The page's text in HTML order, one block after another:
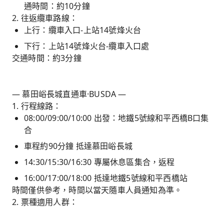
通時間：約10分鐘
2. 往返纜車路線：
上行：纜車入口-上站14號烽火台
下行：上站14號烽火台-纜車入口處
交通時間：約3分鐘
— 慕田峪長城直通車·BUSDA —
1. 行程線路：
08:00/09:00/10:00 出發：地鐵5號線和平西橋B口集
合
車程約90分鐘 抵達慕田峪長城
14:30/15:30/16:30 專屬休息區集合，返程
16:00/17:00/18:00 抵達地鐵5號線和平西橋站
時間僅供參考，時間以當天隨車人員通知為準。
2. 票種適用人群：